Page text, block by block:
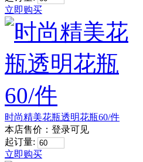
立即购买
时尚精美花瓶透明花瓶60/件
本店售价： 登录可见
起订量:
立即购买